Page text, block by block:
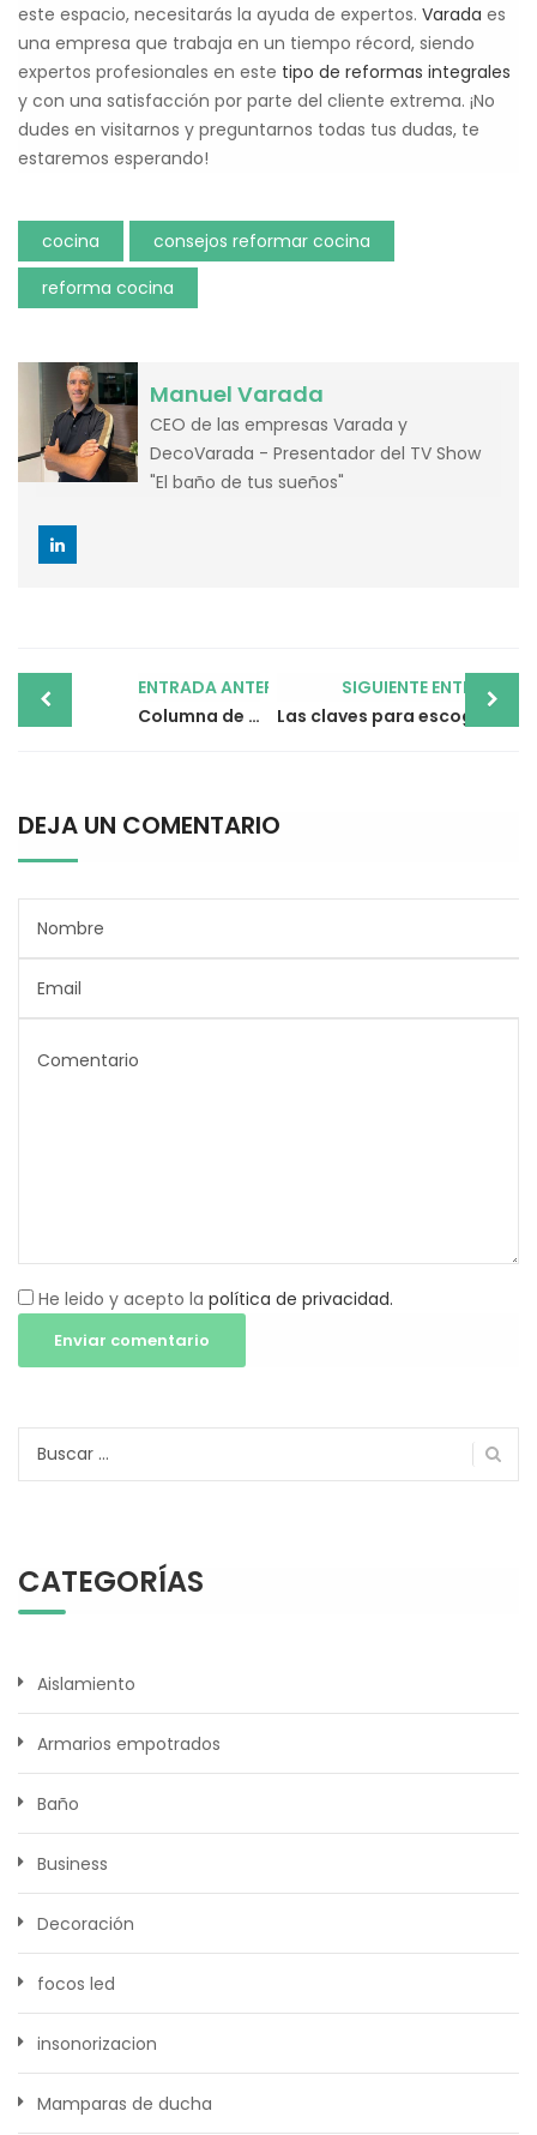
este espacio, necesitarás la ayuda de expertos. Varada es
una empresa que trabaja en un tiempo récord, siendo
expertos profesionales en este tipo de reformas integrales
y con una satisfacción por parte del cliente extrema. ¡No
dudes en visitarnos y preguntarnos todas tus dudas, te
estaremos esperando!
cocina
consejos reformar cocina
reforma cocina
Manuel Varada
CEO de las empresas Varada y
DecoVarada - Presentador del TV Show
"El baño de tus sueños"
navigation
ENTRADA ANTERIOR
Columna de ducha de baño para un spa personal ideal
SIGUIENTE ENTRADA
DEJA UN COMENTARIO
He leido y acepto la política de privacidad.
CATEGORÍAS
Aislamiento
Armarios empotrados
Baño
Business
Decoración
focos led
insonorizacion
Mamparas de ducha